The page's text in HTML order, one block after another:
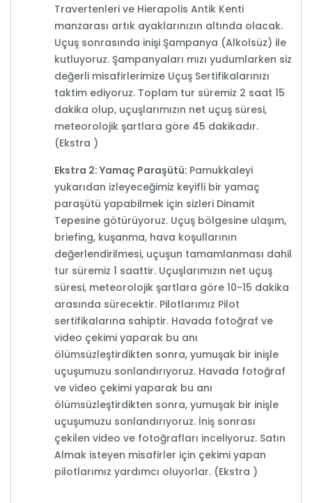
Travertenleri ve Hierapolis Antik Kenti
manzarası artık ayaklarınızın altında olacak.
Uçuş sonrasında inişi Şampanya (Alkolsüz) ile
kutluyoruz. Şampanyaları mızı yudumlarken siz
değerli misafirlerimize Uçuş Sertifikalarınızı
taktim ediyoruz. Toplam tur süremiz 2 saat 15
dakika olup, uçuşlarımızın net uçuş süresi,
meteorolojik şartlara göre 45 dakikadır.
(Ekstra )
Ekstra 2: Yamaç Paraşütü: Pamukkaleyi
yukarıdan izleyeceğimiz keyifli bir yamaç
paraşütü yapabilmek için sizleri Dinamit
Tepesine götürüyoruz. Uçuş bölgesine ulaşım,
briefing, kuşanma, hava koşullarının
değerlendirilmesi, uçuşun tamamlanması dahil
tur süremiz 1 saattir. Uçuşlarımızın net uçuş
süresi, meteorolojik şartlara göre 10-15 dakika
arasında sürecektir. Pilotlarımız Pilot
sertifikalarına sahiptir. Havada fotoğraf ve
video çekimi yaparak bu anı
ölümsüzleştirdikten sonra, yumuşak bir inişle
uçuşumuzu sonlandırıyoruz. Havada fotoğraf
ve video çekimi yaparak bu anı
ölümsüzleştirdikten sonra, yumuşak bir inişle
uçuşumuzu sonlandırıyoruz. İniş sonrası
çekilen video ve fotoğrafları inceliyoruz. Satın
Almak isteyen misafirler için çekimi yapan
pilotlarımız yardımcı oluyorlar. (Ekstra )